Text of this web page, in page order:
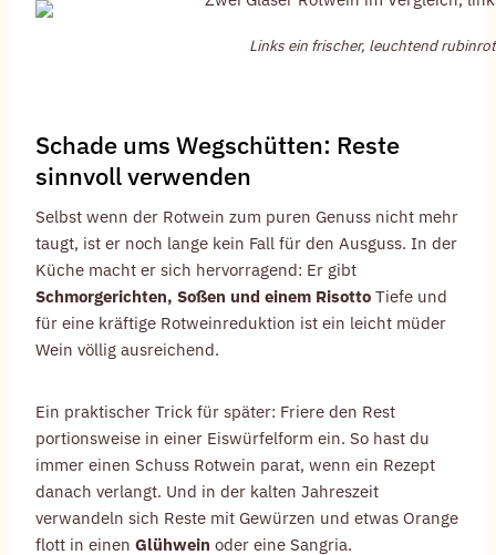
Links ein frischer, leuchtend
Schade ums Wegschütten: Reste
sinnvoll verwenden
Selbst wenn der Rotwein zum puren Genuss nicht mehr
taugt, ist er noch lange kein Fall für den Ausguss. In der
Küche macht er sich hervorragend: Er gibt
Schmorgerichten, Soßen und einem Risotto Tiefe und
für eine kräftige Rotweinreduktion ist ein leicht müder
Wein völlig ausreichend.
Ein praktischer Trick für später: Friere den Rest
portionsweise in einer Eiswürfelform ein. So hast du
immer einen Schuss Rotwein parat, wenn ein Rezept
danach verlangt. Und in der kalten Jahreszeit
verwandeln sich Reste mit Gewürzen und etwas Orange
flott in einen Glühwein oder eine Sangria.